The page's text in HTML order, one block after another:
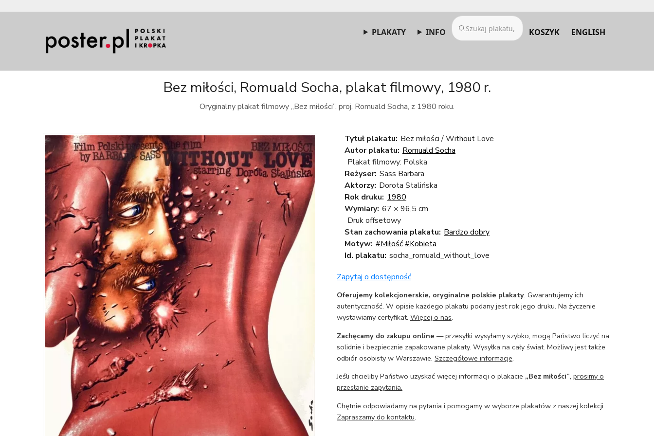
PLAKATY INFO KOSZYK ENGLISH
Bez miłości, Romuald Socha, plakat filmowy, 1980 r.
Oryginalny plakat filmowy „Bez miłości”, proj. Romuald Socha, z 1980 roku.
Tytuł plakatu: Bez miłości / Without Love
Autor plakatu: Romuald Socha
Plakat filmowy: Polska
Reżyser: Sass Barbara
Aktorzy: Dorota Stalińska
Rok druku: 1980
Wymiary: 67 × 96,5 cm
Druk offsetowy
Stan zachowania plakatu: Bardzo dobry
Motyw: #Miłość#Kobieta
Id. plakatu: socha_romuald_without_love
Zapytaj o dostępność
Oferujemy kolekcjonerskie, oryginalne polskie plakaty. Gwarantujemy ich
autentyczność. W opisie każdego plakatu podany jest rok jego druku. Na życzenie
wystawiamy certyfikat. Więcej o nas.
Zachęcamy do zakupu online — przesyłki wysyłamy szybko, mogą Państwo liczyć na
solidnie i bezpiecznie zapakowane plakaty. Wysyłka na cały świat. Możliwy jest także
odbiór osobisty w Warszawie. Szczegółowe informacje.
Jeśli chcieliby Państwo uzyskać więcej informacji o plakacie „Bez miłości”, prosimy o
przesłanie zapytania.
Chętnie odpowiadamy na pytania i pomogamy w wyborze plakatów z naszej kolekcji.
Zapraszamy do kontaktu.